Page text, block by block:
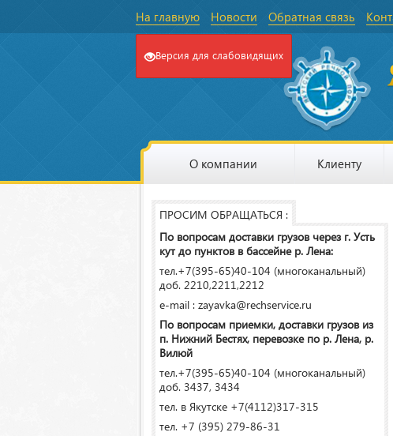
На главную Новости Обратная связь
Версия для слабовидящих
О компании Клиенту
ПРОСИМ ОБРАЩАТЬСЯ :
По вопросам доставки грузов через г. Усть
кут до пунктов в бассейне р. Лена:
тел.+7(395-65)40-104 (многоканальный)
доб. 2210,2211,2212
e-mail : zayavka@rechservice.ru
По вопросам приемки, доставки грузов из
п. Нижний Бестях, перевозке по р. Лена, р.
Вилюй
тел.+7(395-65)40-104 (многоканальный)
доб. 3437, 3434
тел. в Якутске +7(4112)317-315
тел. +7 (395) 279-86-31